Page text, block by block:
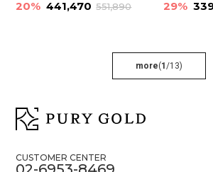
20% 441,470 551,890 29%
more(1/13)
CUSTOMER CENTER